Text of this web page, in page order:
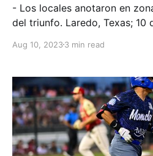
- Los locales anotaron en
del triunfo. Laredo, Texas; 10 de agosto de 2023.
juego lo ganaba Tecolotes 7-
la esperanza visitante y fue
Aug 10, 20233 min read